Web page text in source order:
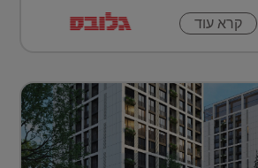
קרא עוד